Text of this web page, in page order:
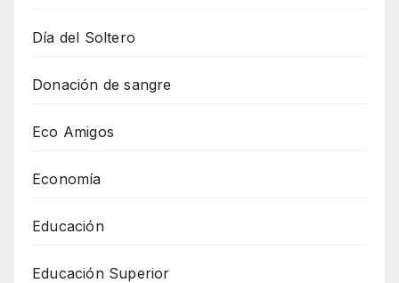
Día del Soltero
Donación de sangre
Eco Amigos
Economía
Educación
Educación Superior